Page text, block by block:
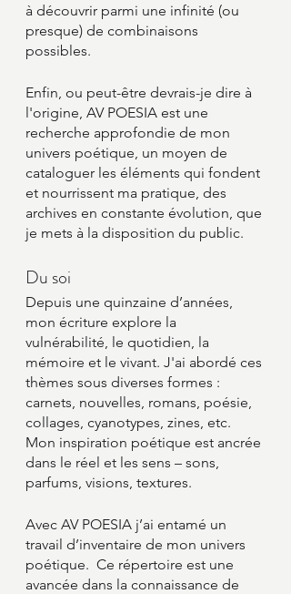
à découvrir parmi une infinité (ou
presque) de combinaisons
possibles.
Enfin, ou peut-être devrais-je dire à
l'origine, AV POESIA est une
recherche approfondie de mon
univers poétique, un moyen de
cataloguer les éléments qui fondent
et nourrissent ma pratique, des
archives en constante évolution, que
je mets à la disposition du public.
Du soi
Depuis une quinzaine d’années,
mon écriture explore la
vulnérabilité, le quotidien, la
mémoire et le vivant. J'ai abordé ces
thèmes sous diverses formes :
carnets, nouvelles, romans, poésie,
collages, cyanotypes, zines, etc.
Mon inspiration poétique est ancrée
dans le réel et les sens – sons,
parfums, visions, textures.
Avec AV POESIA j’ai entamé un
travail d’inventaire de mon univers
poétique.  Ce répertoire est une
avancée dans la connaissance de